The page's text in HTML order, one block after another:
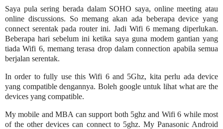
Saya pula sering berada dalam SOHO saya, online meeting atau
online discussions. So memang akan ada beberapa device yang
connect serentak pada router ini. Jadi Wifi 6 memang diperlukan.
Beberapa hari sebelum ini ketika saya guna modem gantian yang
tiada Wifi 6, memang terasa drop dalam connection apabila semua
berjalan serentak.
In order to fully use this Wifi 6 and 5Ghz, kita perlu ada device
yang compatible dengannya. Boleh google untuk lihat what are the
devices yang compatible.
My mobile and MBA can support both 5ghz and Wifi 6 while most
of the other devices can connect to 5ghz. My Panasonic Android